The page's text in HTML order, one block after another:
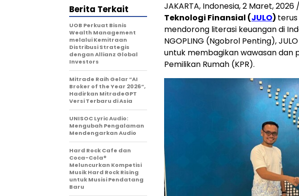
JAKARTA, Indonesia,2 Maret, 2026
Teknologi Finansial (JULO)
mendorong literasi keuangan di
NGOPLING (Ngobrol Penting),
untuk membagikan wawasan dan
Pemilikan Rumah (KPR).
Berita Terkait
UOB Perkuat Bisnis
Wealth Management
melalui Kemitraan
Distribusi Strategis
dengan Allianz Global
Investors
Mitrade Raih Gelar “AI
Broker of the Year 2026”,
Hadirkan MitradeGPT
Versi Terbaru di Asia
UNISOC Lyric Audio:
Mengubah Pengalaman
Mendengarkan Audio
Hard Rock Cafe dan
Coca-Cola®
Meluncurkan Kompetisi
Musik Hard Rock Rising
untuk Musisi Pendatang
Baru